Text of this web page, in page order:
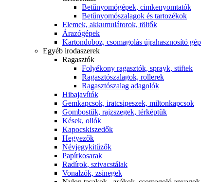
Betűnyomógépek, cimkenyomtatók
Betűnyomószalagok és tartozékok
Elemek, akkumulátorok, töltők
Árazógépek
Kartondoboz, csomagolás újrahasznosító gép
Egyéb irodaszerek
Ragasztók
Folyékony ragasztók, sprayk, stiftek
Ragasztószalagok, rollerek
Ragasztószalag adagolók
Hibajavítók
Gemkapcsok, iratcsipeszek, miltonkapcsok
Gombostűk, rajzszegek, térképtűk
Kések, ollók
Kapocskiszedők
Hegyezők
Névjegykitűzők
Papírkosarak
Radírok, szivacstálak
Vonalzók, zsinegek